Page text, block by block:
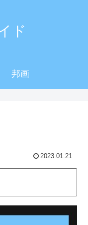
ド
邦画
2023.01.21